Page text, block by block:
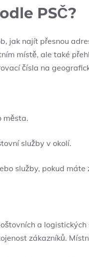
PSČ?
jak najít přesnou
místě, ‌ale také
čísla ​na
města.
služby v okolí.
služby, pokud máte‍
a
zákazníků.